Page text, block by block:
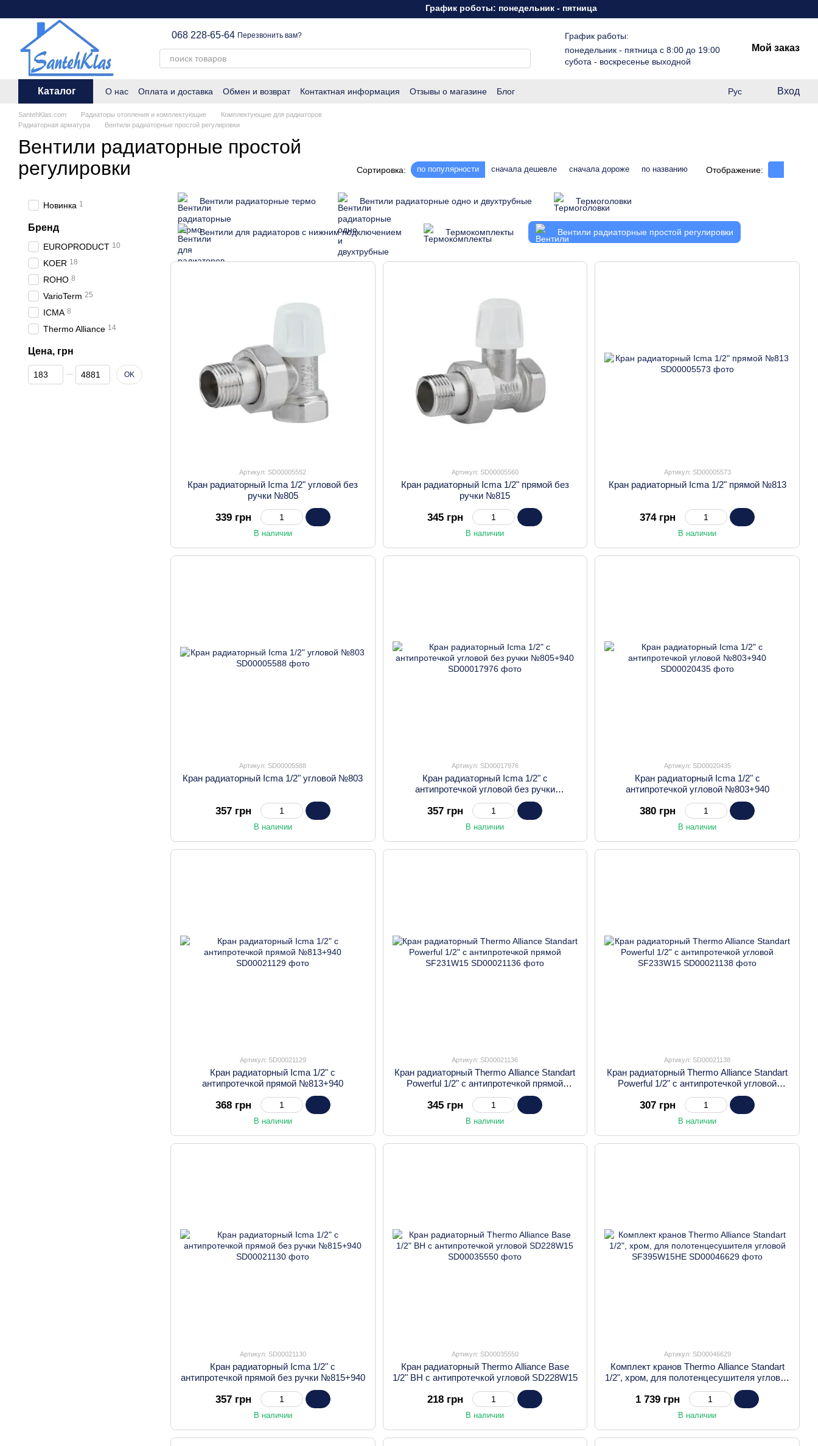
График роботы: понедельник - пятница с 8:00 до 19:00 субота - воскресенье выходной
068 228-65-64 Перезвонить вам?
График работы:
понедельник - пятница с 8:00 до 19:00
субота - воскресенье выходной
Мой заказ
Каталог О нас Оплата и доставка Обмен и возврат Контактная информация Отзывы о магазине Блог Рус Вход
SantehKlas.com Радиаторы отопления и комплектующие
Комплектующие для радиаторов
Радиаторная арматура
Вентили радиаторные простой регулировки
Вентили радиаторные простой
регулировки
Сортировка: по популярности сначала дешевле сначала дороже по названию Отображение:
Вентили радиаторные термо Вентили радиаторные одно и двухтрубные Термоголовки
Вентили для радиаторов с нижним подключением Термокомплекты Вентили радиаторные простой регулировки
Артикул: SD00005552
Кран радиаторный Icma 1/2" угловой без
ручки №805
339 грн
В наличии
Артикул: SD00005560
Кран радиаторный Icma 1/2" прямой без
ручки №815
345 грн
В наличии
Артикул: SD00005573
Кран радиаторный Icma 1/2" прямой №813
374 грн
В наличии
Артикул: SD00005588
Кран радиаторный Icma 1/2" угловой №803
357 грн
В наличии
Артикул: SD00017976
Кран радиаторный Icma 1/2" с
антипротечкой угловой без ручки
357 грн
В наличии
Артикул: SD00020435
Кран радиаторный Icma 1/2" с
антипротечкой угловой №803+940
380 грн
В наличии
Артикул: SD00021129
Кран радиаторный Icma 1/2" с
антипротечкой прямой №813+940
368 грн
В наличии
Артикул: SD00021136
Кран радиаторный Thermo Alliance Standart
Powerful 1/2" с антипротечкой прямой
345 грн
В наличии
Артикул: SD00021138
Кран радиаторный Thermo Alliance Standart
Powerful 1/2" с антипротечкой угловой
307 грн
В наличии
Артикул: SD00021130
Кран радиаторный Icma 1/2" с
антипротечкой прямой без ручки №815+940
357 грн
В наличии
Артикул: SD00035550
Кран радиаторный Thermo Alliance Base
1/2" ВН с антипротечкой угловой SD228W15
218 грн
В наличии
Артикул: SD00046629
Комплект кранов Thermo Alliance Standart
1/2", хром, для полотенцесушителя угловой
1 739 грн
В наличии
Новинка 1
Бренд
EUROPRODUCT 10
KOER 18
ROHO 8
VarioTerm 25
ICMA 8
Thermo Alliance 14
Цена, грн
От Цена, грн
До Цена, грн OK